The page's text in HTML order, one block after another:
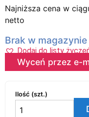
Najniższa cena w
netto
Brak w magazynie
Dodaj do listy
Wyceń przez e-
Ilość (szt.)